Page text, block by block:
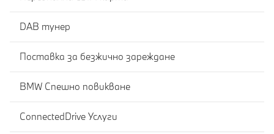
DAB тунер
Поставка за безжично зареждане
BMW Спешно повикване
ConnectedDrive Услуги